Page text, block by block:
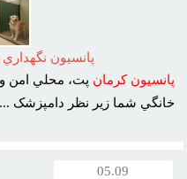
پانسيون
پانسيون کرمان پت، محلي امن
خانگي شما زير نظر دامپزشک ...
05.09